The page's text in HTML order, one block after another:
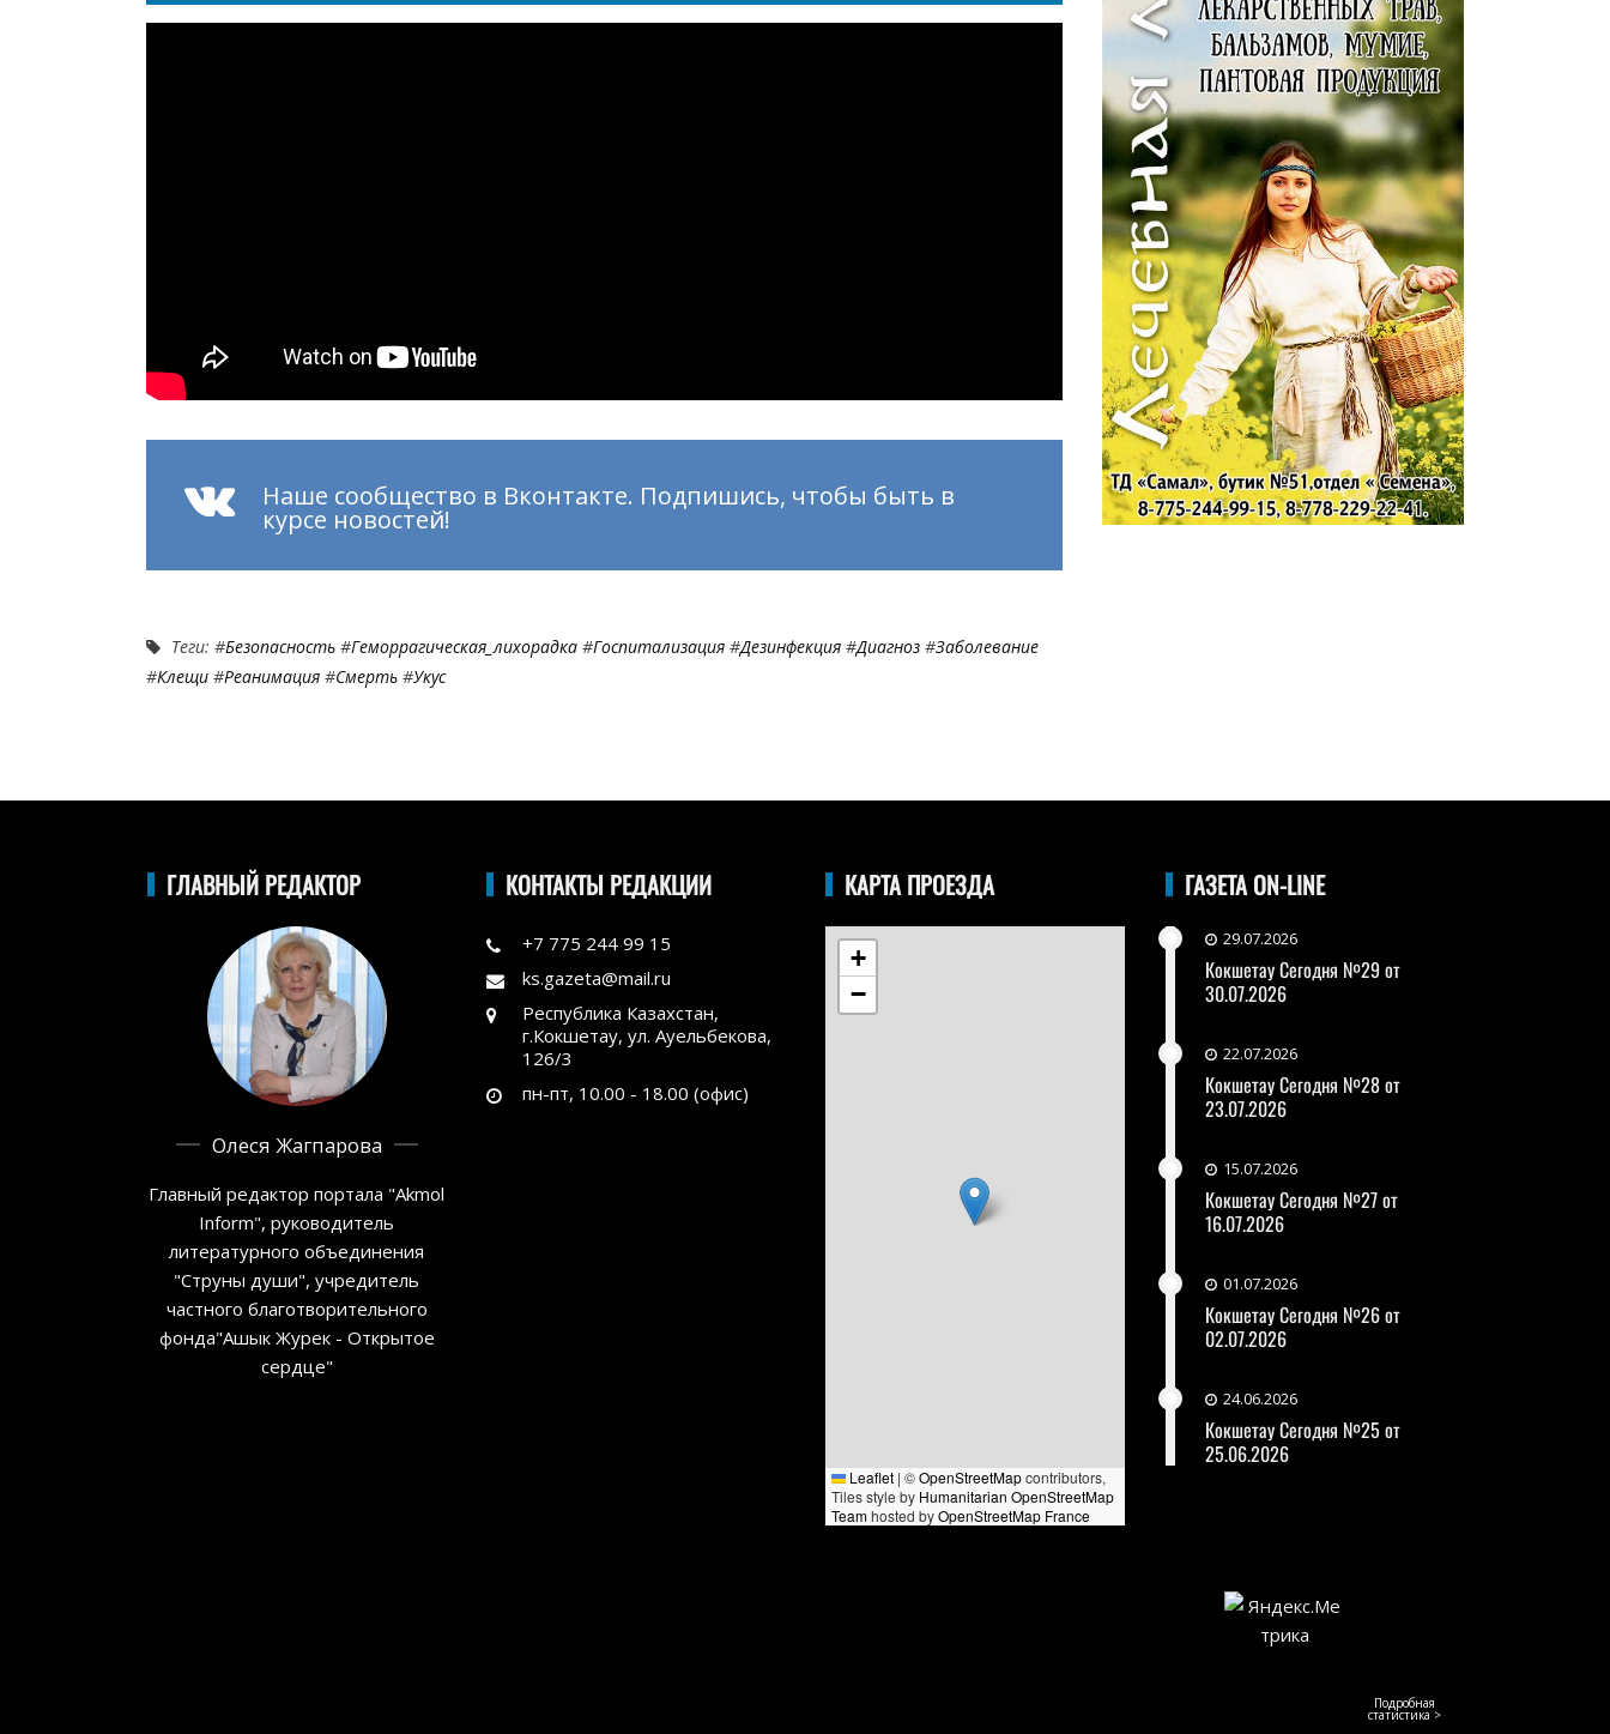
Наше сообщество в Вконтакте. Подпишись, чтобы быть в
курсе новостей!
Теги: #Безопасность #Геморрагическая_лихорадка #Госпитализация #Дезинфекция #Диагноз #Заболевание
#Клещи #Реанимация #Смерть #Укус
ГЛАВНЫЙ РЕДАКТОР
Олеся Жагпарова
Главный редактор портала "Akmol
Inform", руководитель
литературного объединения
"Струны души", учредитель
частного благотворительного
фонда"Ашык Журек - Открытое
сердце"
КОНТАКТЫ РЕДАКЦИИ
+7 775 244 99 15
ks.gazeta@mail.ru
Республика Казахстан,
г.Кокшетау, ул. Ауельбекова,
126/3
пн-пт, 10.00 - 18.00 (офис)
КАРТА ПРОЕЗДА
+
−
Leaflet | ©OpenStreetMapcontributors,
Tiles style by Humanitarian OpenStreetMap
Teamhosted byOpenStreetMap France
ГАЗЕТА ON-LINE
29.07.2026
Кокшетау Сегодня №29 от
30.07.2026
22.07.2026
Кокшетау Сегодня №28 от
23.07.2026
15.07.2026
Кокшетау Сегодня №27 от
16.07.2026
01.07.2026
Кокшетау Сегодня №26 от
02.07.2026
24.06.2026
Кокшетау Сегодня №25 от
25.06.2026
Подробная
статистика >